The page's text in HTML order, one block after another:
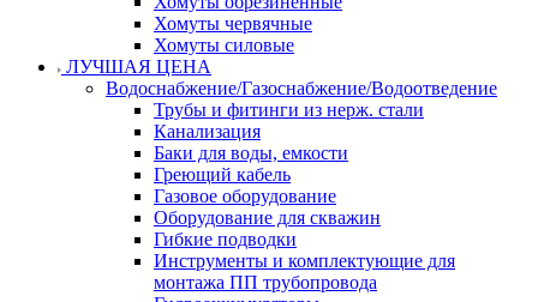
Хомуты червячные
Хомуты силовые
ЛУЧШАЯ ЦЕНА
Водоснабжение/Газоснабжение/Водоотведение
Трубы и фитинги из нерж. стали
Канализация
Баки для воды, емкости
Греющий кабель
Газовое оборудование
Оборудование для скважин
Гибкие подводки
Инструменты и комплектующие для
монтажа ПП трубопровода